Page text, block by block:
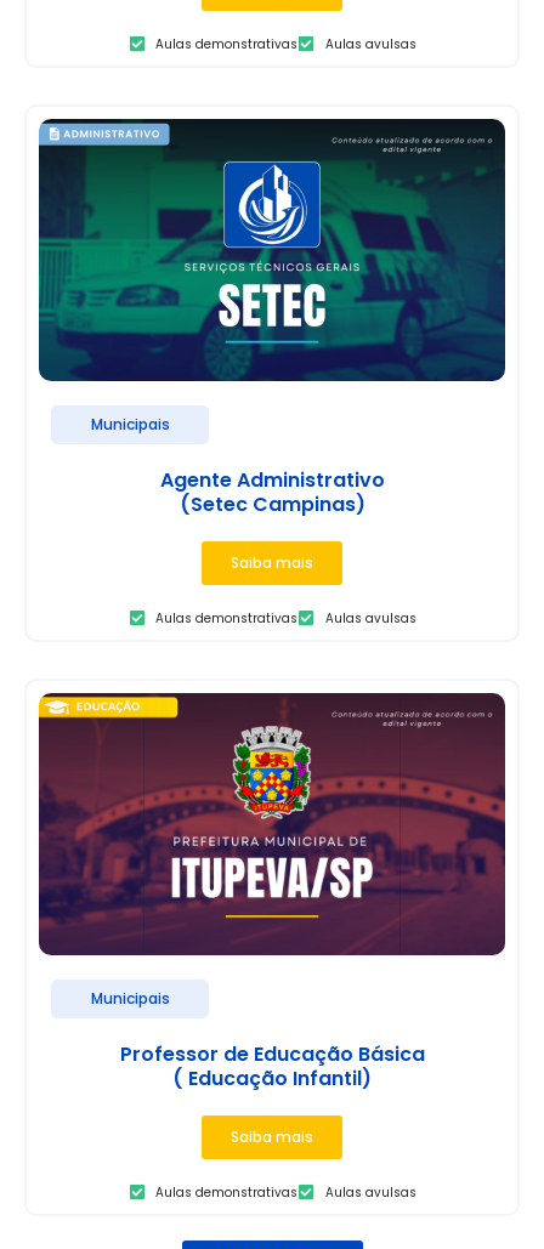
Aulas demonstrativas Aulas avulsas
Municipais
Agente Administrativo
(Setec Campinas)
Saiba mais
Aulas demonstrativas Aulas avulsas
Municipais
Professor de Educação Básica
( Educação Infantil)
Saiba mais
Aulas demonstrativas Aulas avulsas